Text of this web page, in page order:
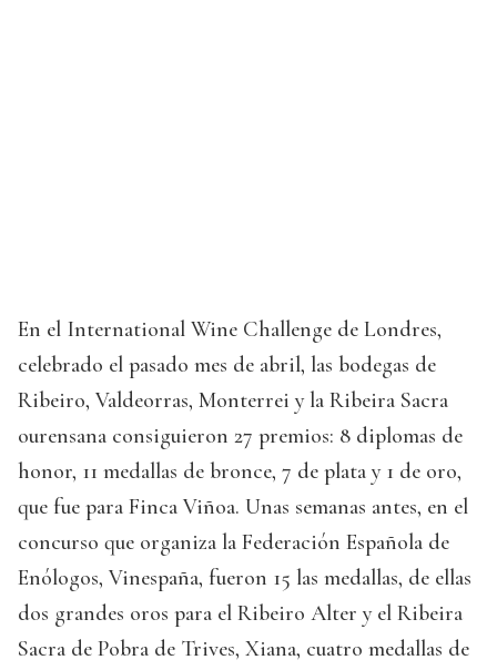
En el International Wine Challenge de Londres,
celebrado el pasado mes de abril, las bodegas de
Ribeiro, Valdeorras, Monterrei y la Ribeira Sacra
ourensana consiguieron 27 premios: 8 diplomas de
honor, 11 medallas de bronce, 7 de plata y 1 de oro,
que fue para Finca Viñoa. Unas semanas antes, en el
concurso que organiza la Federación Española de
Enólogos, Vinespaña, fueron 15 las medallas, de ellas
dos grandes oros para el Ribeiro Alter y el Ribeira
Sacra de Pobra de Trives, Xiana, cuatro medallas de